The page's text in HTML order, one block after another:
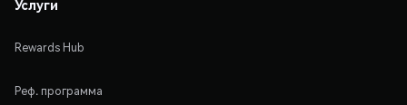
Услуги
Rewards Hub
Реф. программа